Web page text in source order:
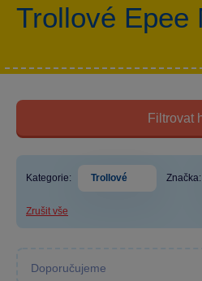
Trollové Epee
Filtrovat
Kategorie: Trollové Značka:
Zrušit vše